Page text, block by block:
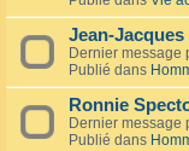
Jean-
Dernier message
Publié dans
Ronnie
Dernier message
Publié dans